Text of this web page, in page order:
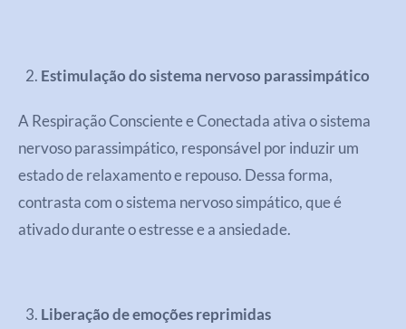
Estimulação do sistema nervoso parassimpático
A Respiração Consciente e Conectada ativa o sistema
nervoso parassimpático, responsável por induzir um
estado de relaxamento e repouso. Dessa forma,
contrasta com o sistema nervoso simpático, que é
ativado durante o estresse e a ansiedade.
Liberação de emoções reprimidas